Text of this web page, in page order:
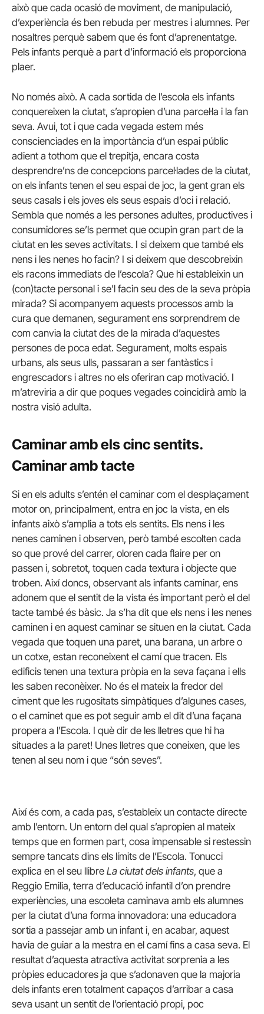
això que cada ocasió de moviment, de manipulació,
d’experiència és ben rebuda per mestres i alumnes. Per
nosaltres perquè sabem que és font d’aprenentatge.
Pels infants perquè a part d’informació els proporciona
plaer.
No només això. A cada sortida de l’escola els infants
conquereixen la ciutat, s’apropien d’una parcel·la i la fan
seva. Avui, tot i que cada vegada estem més
conscienciades en la importància d’un espai públic
adient a tothom que el trepitja, encara costa
desprendre’ns de concepcions parcel·lades de la ciutat,
on els infants tenen el seu espai de joc, la gent gran els
seus casals i els joves els seus espais d’oci i relació.
Sembla que només a les persones adultes, productives i
consumidores se’ls permet que ocupin gran part de la
ciutat en les seves activitats. I si deixem que també els
nens i les nenes ho facin? I si deixem que descobreixin
els racons immediats de l’escola? Que hi estableixin un
(con)tacte personal i se’l facin seu des de la seva pròpia
mirada? Si acompanyem aquests processos amb la
cura que demanen, segurament ens sorprendrem de
com canvia la ciutat des de la mirada d’aquestes
persones de poca edat. Segurament, molts espais
urbans, als seus ulls, passaran a ser fantàstics i
engrescadors i altres no els oferiran cap motivació. I
m’atreviria a dir que poques vegades coincidirà amb la
nostra visió adulta.
Caminar amb els cinc sentits.
Caminar amb tacte
Si en els adults s’entén el caminar com el desplaçament
motor on, principalment, entra en joc la vista, en els
infants això s’amplia a tots els sentits. Els nens i les
nenes caminen i observen, però també escolten cada
so que prové del carrer, oloren cada flaire per on
passen i, sobretot, toquen cada textura i objecte que
troben. Així doncs, observant als infants caminar, ens
adonem que el sentit de la vista és important però el del
tacte també és bàsic. Ja s’ha dit que els nens i les nenes
caminen i en aquest caminar se situen en la ciutat. Cada
vegada que toquen una paret, una barana, un arbre o
un cotxe, estan reconeixent el camí que tracen. Els
edificis tenen una textura pròpia en la seva façana i ells
les saben reconèixer. No és el mateix la fredor del
ciment que les rugositats simpàtiques d’algunes cases,
o el caminet que es pot seguir amb el dit d’una façana
propera a l’Escola. I què dir de les lletres que hi ha
situades a la paret! Unes lletres que coneixen, que les
tenen al seu nom i que “són seves”.
Així és com, a cada pas, s’estableix un contacte directe
amb l’entorn. Un entorn del qual s’apropien al mateix
temps que en formen part, cosa impensable si restessin
sempre tancats dins els límits de l’Escola. Tonucci
explica en el seu llibre La ciutat dels infants, que a
Reggio Emilia, terra d’educació infantil d’on prendre
experiències, una escoleta caminava amb els alumnes
per la ciutat d’una forma innovadora: una educadora
sortia a passejar amb un infant i, en acabar, aquest
havia de guiar a la mestra en el camí fins a casa seva. El
resultat d’aquesta atractiva activitat sorprenia a les
pròpies educadores ja que s’adonaven que la majoria
dels infants eren totalment capaços d’arribar a casa
seva usant un sentit de l’orientació propi, poc